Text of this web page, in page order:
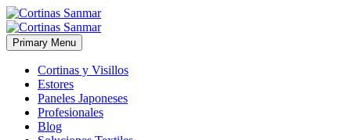
Primary Menu
Cortinas y Visillos
Estores
Paneles Japoneses
Profesionales
Blog